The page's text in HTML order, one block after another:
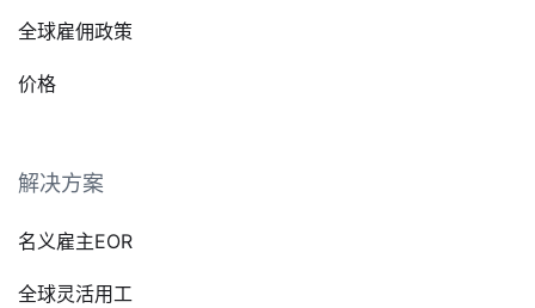
全球雇佣政策
价格
解决方案
名义雇主EOR
全球灵活用工